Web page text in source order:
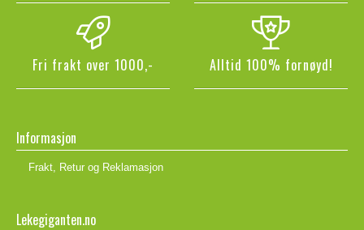
Fri frakt over 1000,- Alltid 100% fornøyd!
Informasjon
Frakt, Retur og Reklamasjon
Lekegiganten.no